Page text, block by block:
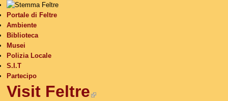
Portale di Feltre
Ambiente
Biblioteca
Musei
Polizia Locale
S.I.T
Partecipo
Visit Feltre